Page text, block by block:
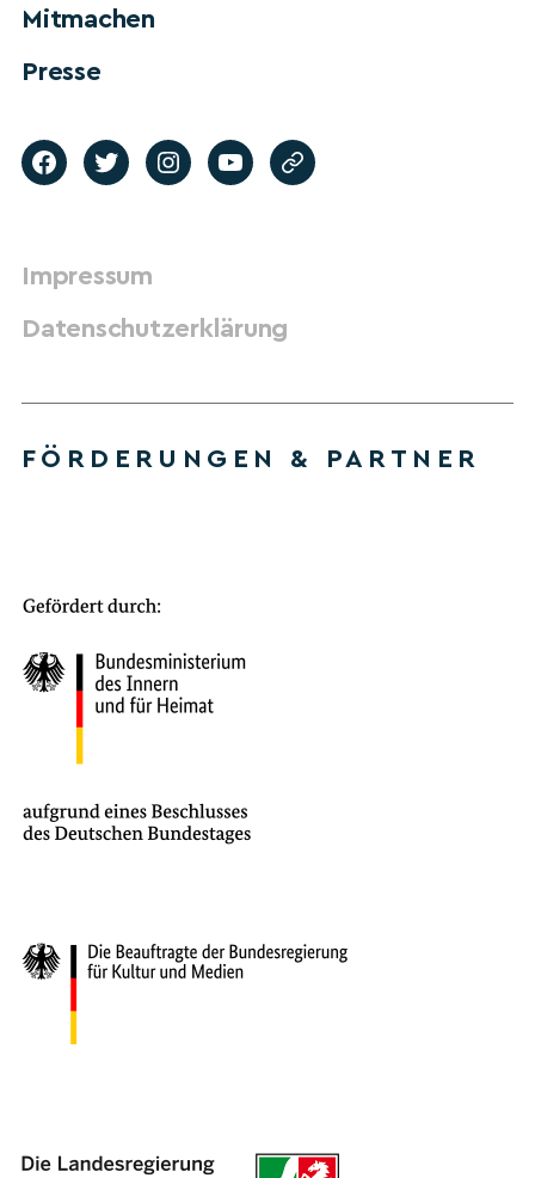
Mitmachen
Presse
Impressum
Datenschutzerklärung
FÖRDERUNGEN & PARTNER